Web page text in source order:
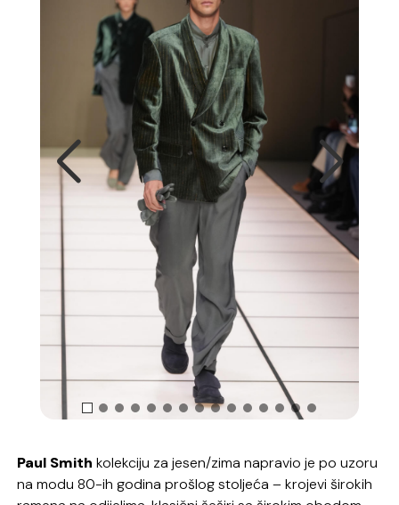
Paul Smith kolekciju za jesen/zima napravio je po uzoru
na modu 80-ih godina prošlog stoljeća – krojevi širokih